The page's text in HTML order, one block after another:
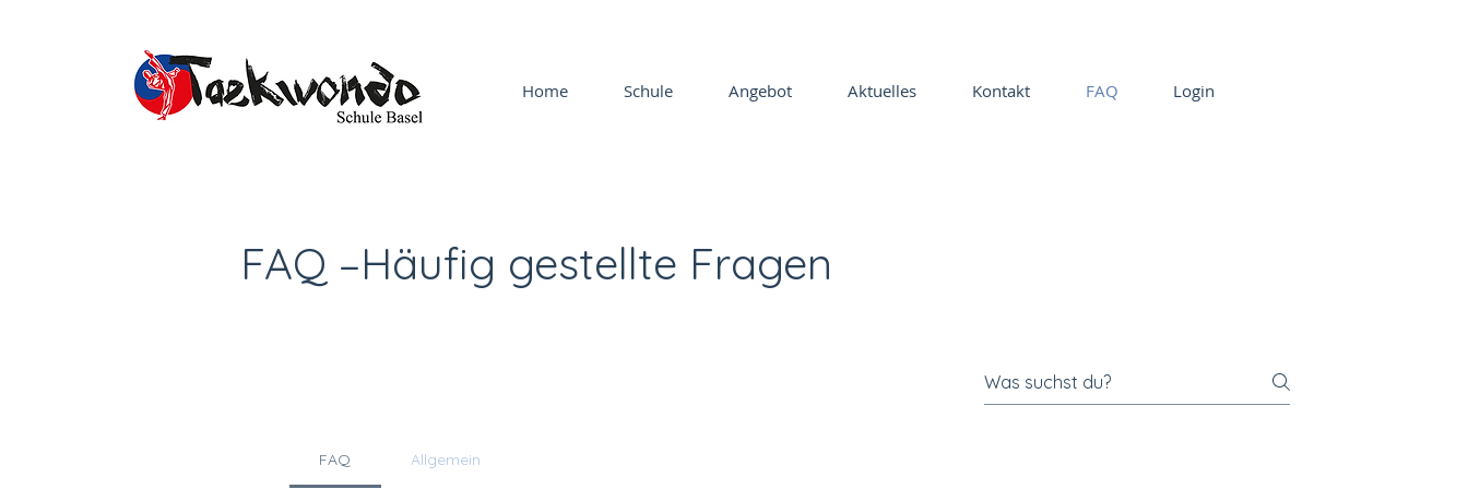
Home Schule Angebot Aktuelles Kontakt FAQ Login
FAQ –Häufig gestellte Fragen
FAQ Allgemein